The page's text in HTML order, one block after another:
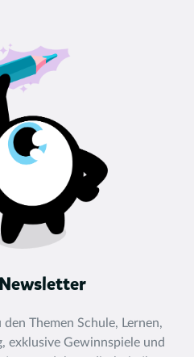
den Themen Schule, Lernen,
exklusive Gewinnspiele und